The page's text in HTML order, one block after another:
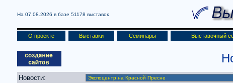
На 07.08.2026 в базе 51178 выставок
О проекте Выставки Семинары Выставочный
Новости: